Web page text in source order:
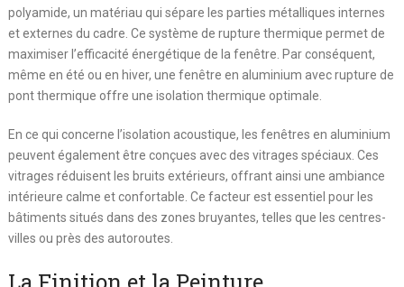
polyamide, un matériau qui sépare les parties métalliques internes
et externes du cadre. Ce système de rupture thermique permet de
maximiser l’efficacité énergétique de la fenêtre. Par conséquent,
même en été ou en hiver, une fenêtre en aluminium avec rupture de
pont thermique offre une isolation thermique optimale.
En ce qui concerne l’isolation acoustique, les fenêtres en aluminium
peuvent également être conçues avec des vitrages spéciaux. Ces
vitrages réduisent les bruits extérieurs, offrant ainsi une ambiance
intérieure calme et confortable. Ce facteur est essentiel pour les
bâtiments situés dans des zones bruyantes, telles que les centres-
villes ou près des autoroutes.